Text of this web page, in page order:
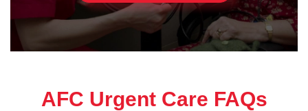
AFC Urgent Care FAQs